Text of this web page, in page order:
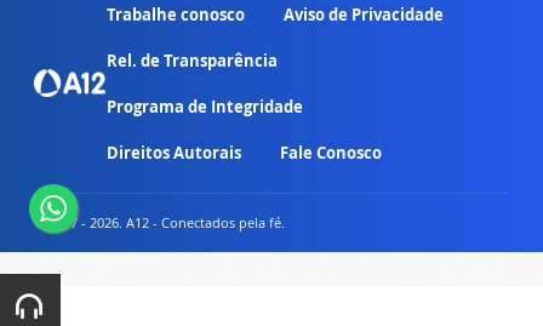
Trabalhe conosco Aviso de Privacidade
Rel. de Transparência
Programa de Integridade
Direitos Autorais Fale Conosco
© 2007 - 2026. A12 - Conectados pela fé.